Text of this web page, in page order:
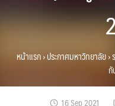
หน้าแรก›ประกาศมหาวิทยาลัย›
16 Sep 2021